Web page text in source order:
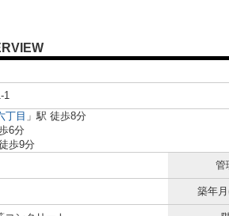
1
丁目 」駅 徒歩8分
6分
歩9分
管
築年